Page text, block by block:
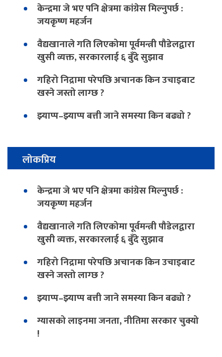
केन्द्रमा जे भए पनि क्षेत्रमा कांग्रेस मिल्नुपर्छ :
जयकृष्ण महर्जन
वैद्यखानाले गति लिएकोमा पूर्वमन्त्री पौडेलद्वारा
खुसी व्यक्त, सरकारलाई ६ बुँदे सुझाव
गहिरो निद्रामा परेपछि अचानक किन उचाइबाट
खस्ने जस्तो लाग्छ ?
झ्याप्प–झ्याप्प बत्ती जाने समस्या किन बढ्यो ?
लोकप्रिय
केन्द्रमा जे भए पनि क्षेत्रमा कांग्रेस मिल्नुपर्छ :
जयकृष्ण महर्जन
वैद्यखानाले गति लिएकोमा पूर्वमन्त्री पौडेलद्वारा
खुसी व्यक्त, सरकारलाई ६ बुँदे सुझाव
गहिरो निद्रामा परेपछि अचानक किन उचाइबाट
खस्ने जस्तो लाग्छ ?
झ्याप्प–झ्याप्प बत्ती जाने समस्या किन बढ्यो ?
ग्यासको लाइनमा जनता, नीतिमा सरकार चुक्यो
!